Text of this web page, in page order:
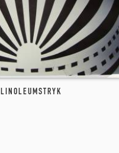
LINOLEUMSTRYK